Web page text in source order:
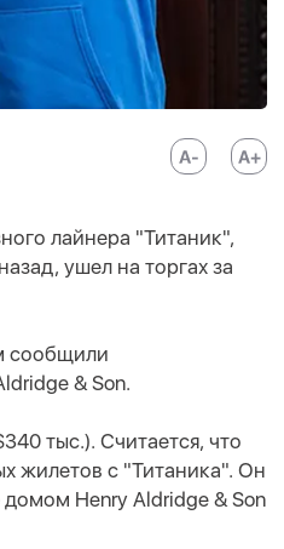
лайнера "Титаник",
ушел на торгах за
сообщили
& Son.
тыс.). Считается, что
жилетов с "Титаника". Он
Henry Aldridge & Son